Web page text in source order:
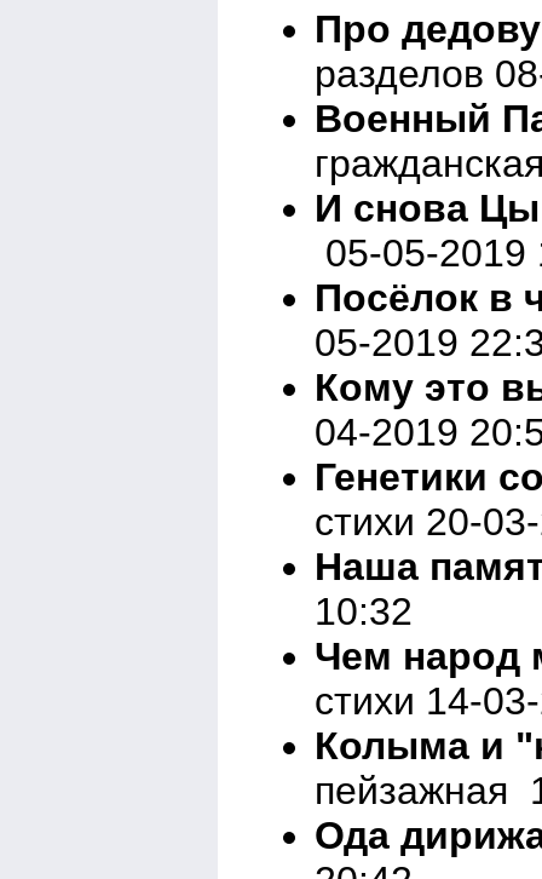
Про
разделов
Военный
И снова
05-05-2019
Посёлок в
05-2019
Кому это
04-2019
Генетики
стихи 20-
Наша
10:32
Чем народ
стихи 14-
Колыма и
пейзажная
Ода